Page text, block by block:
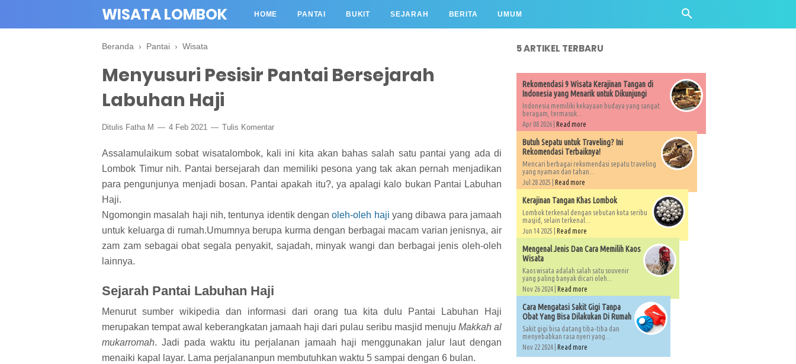
WISATA LOMBOK HOME PANTAI BUKIT SEJARAH BERITA UMUM
Beranda › Pantai › Wisata
Menyusuri Pesisir Pantai Bersejarah
Labuhan Haji
Ditulis Fatha M 4 Feb 2021 Tulis Komentar
Assalamulaikum sobat wisatalombok, kali ini kita akan bahas salah satu pantai yang ada di
Lombok Timur nih. Pantai bersejarah dan memiliki pesona yang tak akan pernah menjadikan
para pengunjunya menjadi bosan. Pantai apakah itu?, ya apalagi kalo bukan Pantai Labuhan
Haji.
Ngomongin masalah haji nih, tentunya identik denganoleh-oleh haji yang dibawa para jamaah
untuk keluarga di rumah.Umumnya berupa kurma dengan berbagai macam varian jenisnya, air
zam zam sebagai obat segala penyakit, sajadah, minyak wangi dan berbagai jenis oleh-oleh
lainnya.
Sejarah Pantai Labuhan Haji
Menurut sumber wikipedia dan informasi dari orang tua kita dulu Pantai Labuhan Haji
merupakan tempat awal keberangkatan jamaah haji dari pulau seribu masjid menuju Makkah al
mukarromah. Jadi pada waktu itu perjalanan jamaah haji menggunakan jalur laut dengan
menaiki kapal layar. Lama perjalananpun membutuhkan waktu 5 sampai dengan 6 bulan.
5 ARTIKEL TERBARU
Rekomendasi 9 Wisata Kerajinan Tangan di
Indonesia yang Menarik untuk Dikunjungi
Indonesia memiliki kekayaan budaya yang sangat
beragam, termasuk...
Apr 08 2026 | Read more
Butuh Sepatu untuk Traveling? Ini
Rekomendasi Terbaiknya!
Mencari berbagai rekomendasi sepatu traveling
yang nyaman dan tahan...
Jul 28 2025 | Read more
Kerajinan Tangan Khas Lombok
Lombok terkenal dengan sebutan kota seribu
masjid, selain terkenal...
Jun 14 2025 | Read more
Mengenal Jenis Dan Cara Memilih Kaos
Wisata
Kaos wisata adalah salah satu souvenir
yang paling banyak dicari oleh...
Nov 26 2024 | Read more
Cara Mengatasi Sakit Gigi Tanpa
Obat Yang Bisa Dilakukan Di Rumah
Sakit gigi bisa datang tiba-tiba dan
menyebabkan rasa nyeri yang...
Nov 22 2024 | Read more